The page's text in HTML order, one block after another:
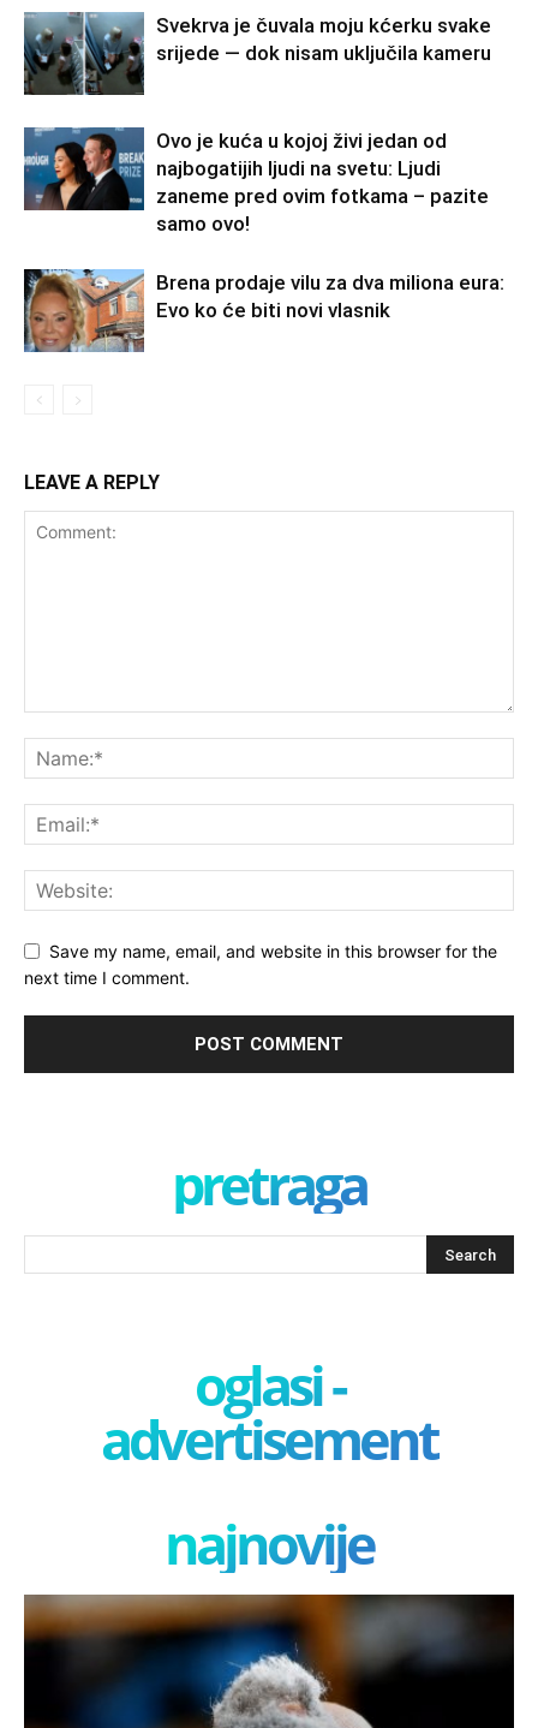
Svekrva je čuvala moju kćerku svake
srijede — dok nisam uključila kameru
Ovo je kuća u kojoj živi jedan od
najbogatijih ljudi na svetu: Ljudi
zaneme pred ovim fotkama – pazite
samo ovo!
Brena prodaje vilu za dva miliona eura:
Evo ko će biti novi vlasnik
LEAVE A REPLY
Save my name, email, and website in this browser for the
next time I comment.
pretraga
oglasi -
advertisement
najnovije